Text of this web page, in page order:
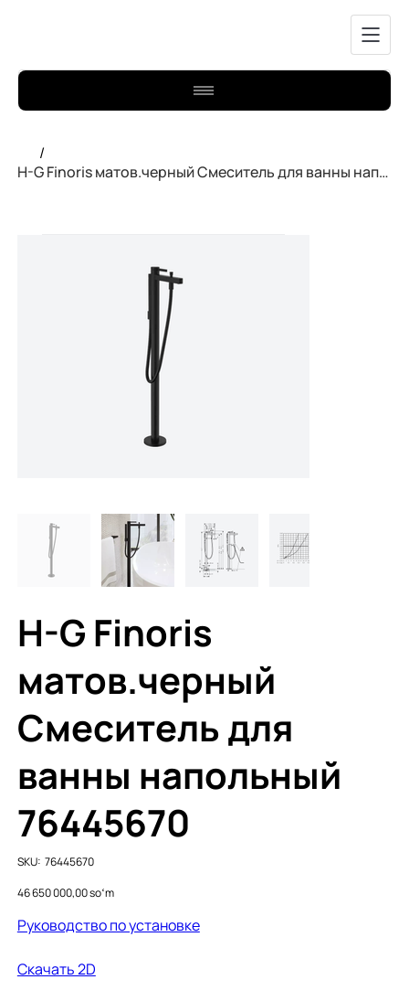
/
H-G Finoris матов.черный Смеситель для ванны напольный 76445670
H-G Finoris
матов.черный
Смеситель для
ванны напольный
76445670
SKU: SKU
76445670
76445670
Price
46 650 000,00 soʻm
Руководство по установке
Скачать 2D